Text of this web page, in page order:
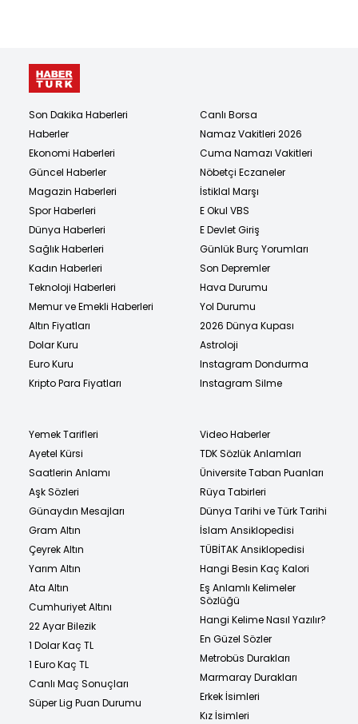
Son Dakika Haberleri
Haberler
Ekonomi Haberleri
Güncel Haberler
Magazin Haberleri
Spor Haberleri
Dünya Haberleri
Sağlık Haberleri
Kadın Haberleri
Teknoloji Haberleri
Memur ve Emekli Haberleri
Altın Fiyatları
Dolar Kuru
Euro Kuru
Kripto Para Fiyatları
Canlı Borsa
Namaz Vakitleri 2026
Cuma Namazı Vakitleri
Nöbetçi Eczaneler
İstiklal Marşı
E Okul VBS
E Devlet Giriş
Günlük Burç Yorumları
Son Depremler
Hava Durumu
Yol Durumu
2026 Dünya Kupası
Astroloji
Instagram Dondurma
Instagram Silme
Yemek Tarifleri
Ayetel Kürsi
Saatlerin Anlamı
Aşk Sözleri
Günaydın Mesajları
Gram Altın
Çeyrek Altın
Yarım Altın
Ata Altın
Cumhuriyet Altını
22 Ayar Bilezik
1 Dolar Kaç TL
1 Euro Kaç TL
Canlı Maç Sonuçları
Süper Lig Puan Durumu
Video Haberler
TDK Sözlük Anlamları
Üniversite Taban Puanları
Rüya Tabirleri
Dünya Tarihi ve Türk Tarihi
İslam Ansiklopedisi
TÜBİTAK Ansiklopedisi
Hangi Besin Kaç Kalori
Eş Anlamlı Kelimeler
Sözlüğü
Hangi Kelime Nasıl Yazılır?
En Güzel Sözler
Metrobüs Durakları
Marmaray Durakları
Erkek İsimleri
Kız İsimleri